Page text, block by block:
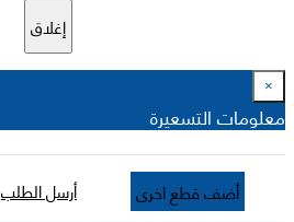
إغلاق
×
معلومات التسعيرة
أضف قطع اخرى أرسل الطلب